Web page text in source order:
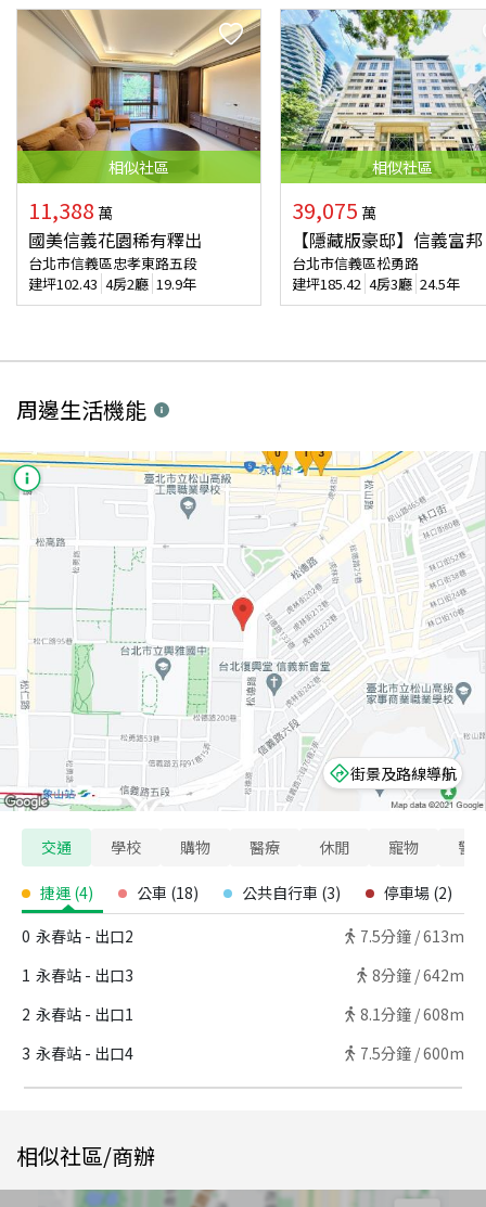
相似社區
11,388 萬
國美信義花園稀有釋出
台北市信義區忠孝東路五段
建坪102.43 4房2廳 19.9年
相似社區
39,075 萬
【隱藏版豪邸】信義富邦
台北市信義區松勇路
建坪185.42 4房3廳 24.5年
周邊生活機能
街景及路線導航
交通 學校 購物 醫療 休閒 寵物 警
捷運 (4) 公車 (18) 公共自行車 (3) 停車場 (2)
0 永春站 - 出口2 7.5分鐘 /613m
1 永春站 - 出口3 8分鐘 /642m
2 永春站 - 出口1 8.1分鐘 /608m
3 永春站 - 出口4 7.5分鐘 /600m
相似社區/商辦